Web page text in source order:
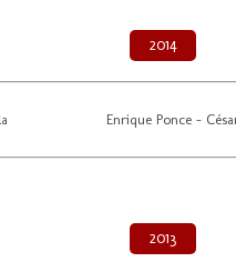
2014
Enrique Ponce -
2013